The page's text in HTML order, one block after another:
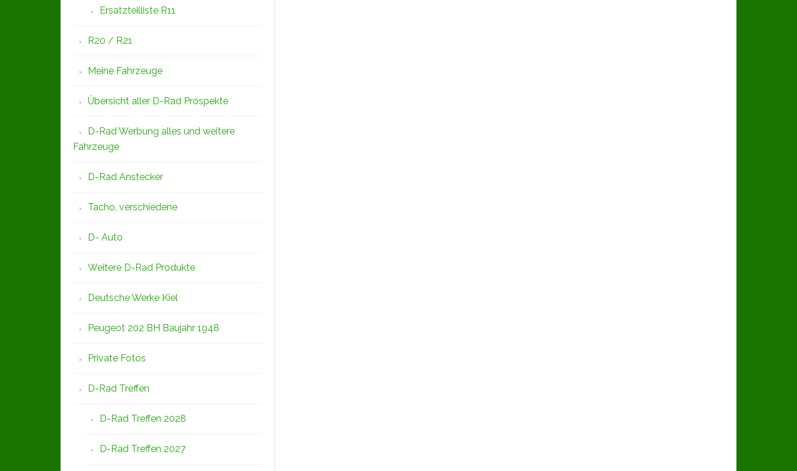
Ersatzteilliste R11
R20 / R21
Meine Fahrzeuge
Übersicht aller D-Rad Prospekte
D-Rad Werbung alles und weitere
Fahrzeuge
D-Rad Anstecker
Tacho, verschiedene
D- Auto
Weitere D-Rad Produkte
Deutsche Werke Kiel
Peugeot 202 BH Baujahr 1948
Private Fotos
D-Rad Treffen
D-Rad Treffen 2028
D-Rad Treffen 2027